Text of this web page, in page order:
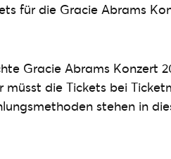
für die Gracie Abrams
Gracie Abrams Konzert
müsst die Tickets bei
stehen in